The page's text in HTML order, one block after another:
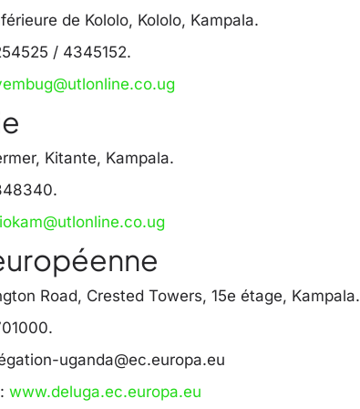
de Kololo, Kololo, Kampala.
/ 4345152.
Kitante, Kampala.
Road, Crested Towers, 15e étage, Kampala.
gation-uganda@ec.europa.eu
www.deluga.ec.europa.eu